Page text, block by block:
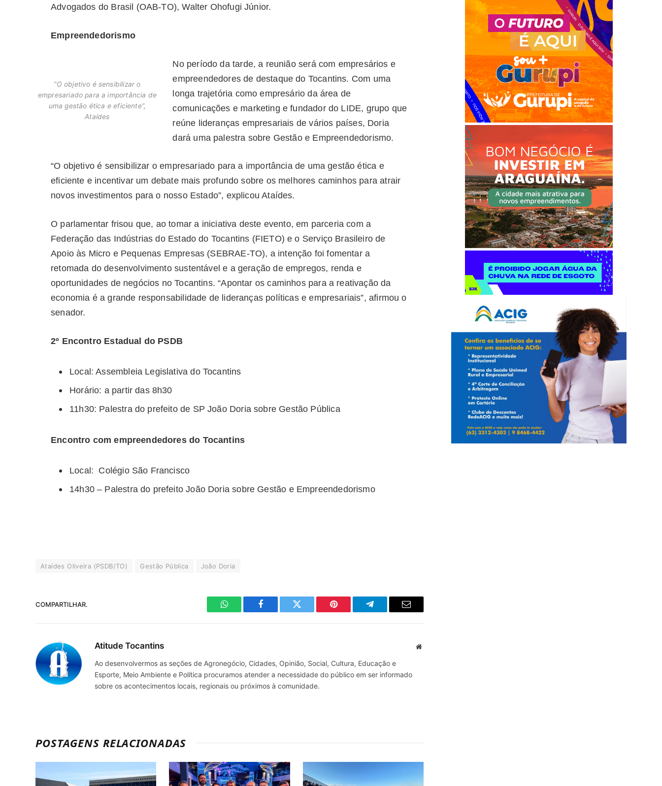
Advogados do Brasil (OAB-TO), Walter Ohofugi Júnior.
Empreendedorismo
“O objetivo é sensibilizar o
empresariado para a importância de
uma gestão ética e eficiente”,
Ataídes
No período da tarde, a reunião será com empresários e
empreendedores de destaque do Tocantins. Com uma
longa trajetória como empresário da área de
comunicações e marketing e fundador do LIDE, grupo que
reúne lideranças empresariais de vários países, Doria
dará uma palestra sobre Gestão e Empreendedorismo.
“O objetivo é sensibilizar o empresariado para a importância de uma gestão ética e
eficiente e incentivar um debate mais profundo sobre os melhores caminhos para atrair
novos investimentos para o nosso Estado”, explicou Ataídes.
O parlamentar frisou que, ao tomar a iniciativa deste evento, em parceria com a
Federação das Indústrias do Estado do Tocantins (FIETO) e o Serviço Brasileiro de
Apoio às Micro e Pequenas Empresas (SEBRAE-TO), a intenção foi fomentar a
retomada do desenvolvimento sustentável e a geração de empregos, renda e
oportunidades de negócios no Tocantins. “Apontar os caminhos para a reativação da
economia é a grande responsabilidade de lideranças políticas e empresariais”, afirmou o
senador.
2º Encontro Estadual do PSDB
Local: Assembleia Legislativa do Tocantins
Horário: a partir das 8h30
11h30: Palestra do prefeito de SP João Doria sobre Gestão Pública
Encontro com empreendedores do Tocantins
Local: Colégio São Francisco
14h30 – Palestra do prefeito João Doria sobre Gestão e Empreendedorismo
Ataídes Oliveira (PSDB/TO) Gestão Pública João Doria
COMPARTILHAR.
WhatsAppFacebook Twitter Pinterest TelegramaE-
Atitude Tocantins Site
Ao desenvolvermos as seções de Agronegócio, Cidades, Opinião, Social, Cultura, Educação e
Esporte, Meio Ambiente e Política procuramos atender a necessidade do público em ser informado
sobre os acontecimentos locais, regionais ou próximos à comunidade.
POSTAGENS RELACIONADAS